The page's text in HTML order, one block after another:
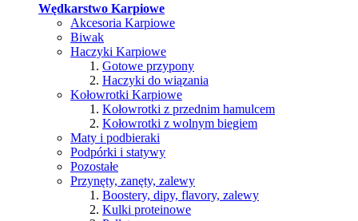
Wędkarstwo Karpiowe
Akcesoria Karpiowe
Biwak
Haczyki Karpiowe
Gotowe przypony
Haczyki do wiązania
Kołowrotki Karpiowe
Kołowrotki z przednim hamulcem
Kołowrotki z wolnym biegiem
Maty i podbieraki
Podpórki i statywy
Pozostałe
Przynęty, zanęty, zalewy
Boostery, dipy, flavory, zalewy
Kulki proteinowe